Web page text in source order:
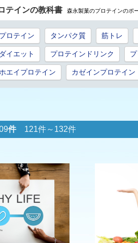
テインの教科書 森永製菓のプロテインのポ
プロテイン タンパク質 筋トレ
ダイエット プロテインドリンク
エイプロテイン カゼインプロテイン
件121件～132件